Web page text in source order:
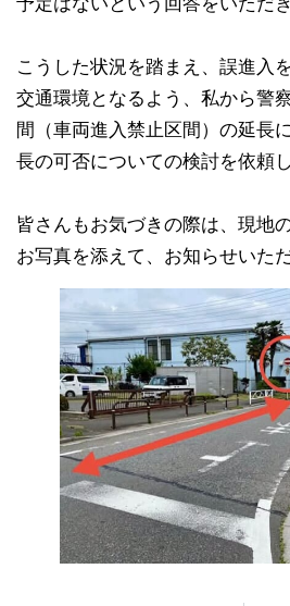
こうした状況を踏まえ、誤進入
交通環境となるよう、私から警
間（車両進入禁止区間）の延長
長の可否についての検討を依頼し
皆さんもお気づきの際は、現地
お写真を添えて、お知らせいた